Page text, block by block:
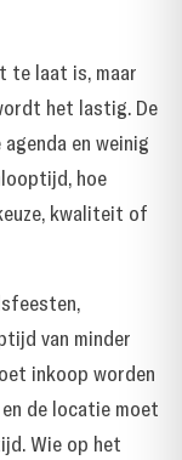
te laat is, maar
het lastig. De
en weinig
hoe
kwaliteit of
van minder
inkoop worden
de locatie moet
Wie op het